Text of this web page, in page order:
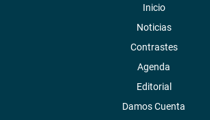
Inicio
Noticias
Contrastes
Agenda
Editorial
Damos Cuenta